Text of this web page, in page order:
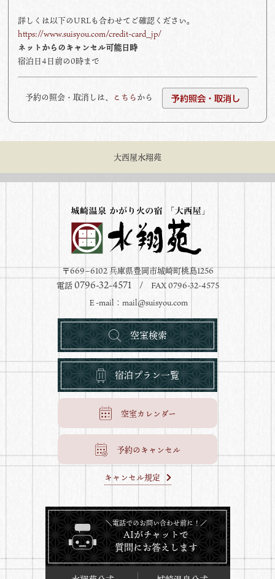
詳しくは以下のURLも合わせてご確認ください。
https://www.suisyou.com/credit-card_jp/
ネットからのキャンセル可能日時
宿泊日4日前の0時まで
予約の照会・取消しは、 こちらから
大西屋水翔苑
〒669−6102 兵庫県豊岡市城崎町桃島1256
電話0796-32-4571/ FAX 0796-32-4575
Ｅ-mail： mail@suisyou.com
空室検索
宿泊プラン一覧
空室カレンダー
予約のキャンセル
キャンセル規定
＼電話でのお問い合わせ前に！／
AIがチャットで
質問にお答えします